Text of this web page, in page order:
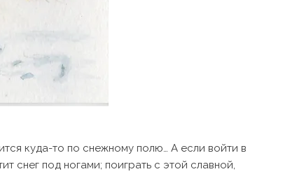
куда-то по снежному полю… А если войти в
снег под ногами; поиграть с этой славной,